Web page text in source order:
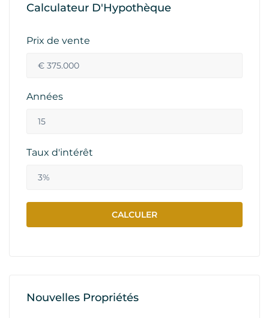
Calculateur D'Hypothèque
Prix de vente
Années
Taux d'intérêt
Nouvelles Propriétés